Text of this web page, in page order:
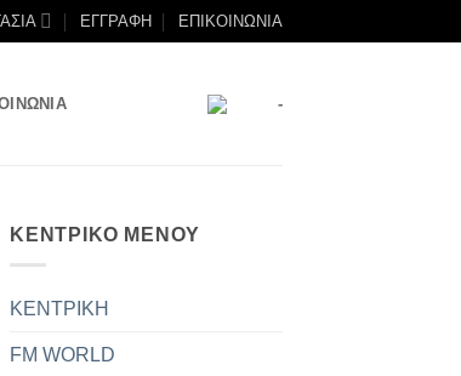
ΕΓΓΡΑΦΗ ΕΠΙΚΟΙΝΩΝΙΑ
-
ΚΕΝΤΡΙΚΟ ΜΕΝΟΥ
ΚΕΝΤΡΙΚΗ
FM WORLD